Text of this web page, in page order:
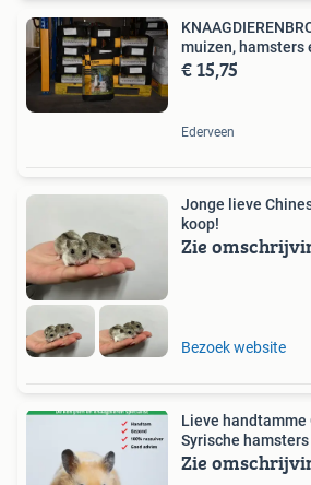
muizen, hamsters
€ 15,75
Ederveen
Jonge lieve
koop!
Zie
Bezoek website
Lieve
Syrische hamsters
Zie